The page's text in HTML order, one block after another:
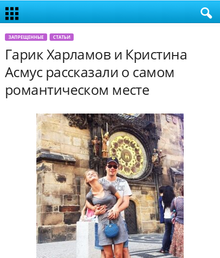
ЗАПРЕЩЕННЫЕ СТАТЬИ
Гарик Харламов и Кристина
Асмус рассказали о самом
романтическом месте